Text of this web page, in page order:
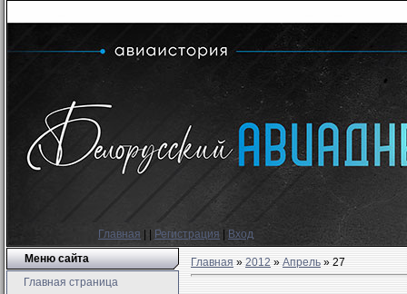
Главная Регистрация
Вход
Меню сайта
Главная страница
Главная»2012 » Апрель » 27